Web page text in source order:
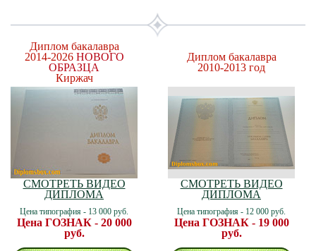
Диплом бакалавра
2014-2026 НОВОГО
ОБРАЗЦА
Киржач
СМОТРЕТЬ ВИДЕО
ДИПЛОМА
Цена типография - 13 000 руб.
Цена ГОЗНАК - 20 000
руб.
Диплом бакалавра
2010-2013 год
СМОТРЕТЬ ВИДЕО
ДИПЛОМА
Цена типография - 12 000 руб.
Цена ГОЗНАК - 19 000
руб.